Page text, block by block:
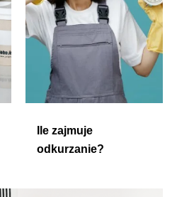
Ile zajmuje
odkurzanie?